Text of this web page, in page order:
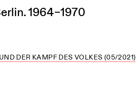
1964–1970
DER KAMPF DES VOLKES (05/2021)